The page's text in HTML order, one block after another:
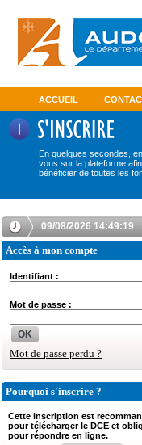
ACCUEIL
En quelques secondes,
vous sur la plateforme
bénéficier de toutes les
09/08/2026 14:49:19
Accès à mon compte
Identifiant :
Mot de passe :
OK
Mot de passe perdu ?
Pourquoi s'inscrire ?
Cette inscription est
pour télécharger le DCE et
pour répondre en ligne.